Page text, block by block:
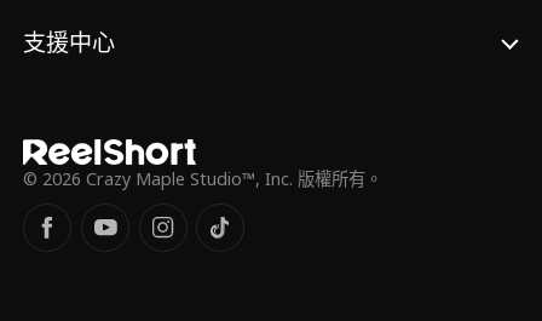
支援中心
© 2026 Crazy Maple Studio™, Inc. 版權所有。